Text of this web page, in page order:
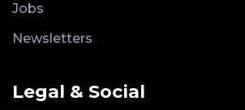
Jobs
Newsletters
Legal & Social